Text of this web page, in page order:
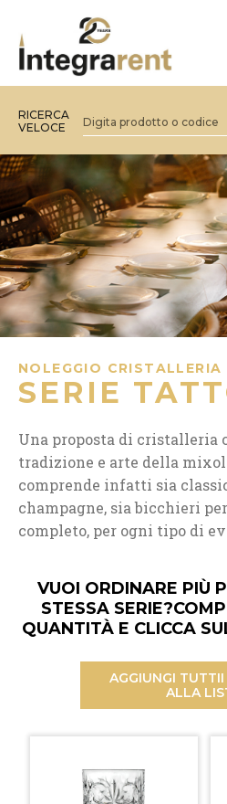
RICERCA
VELOCE
NOLEGGIO CRISTALLERIA
SERIE
Una proposta di cristalleria
tradizione e arte della
comprende infatti sia
champagne, sia bicchieri
completo, per ogni tipo di
VUOI ORDINARE PIÙ
STESSA SERIE?
QUANTITÀ E CLICCA
AGGIUNGI TUTTI
ALLA